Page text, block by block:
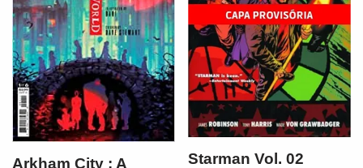
Arkham City : A
Starman Vol. 02